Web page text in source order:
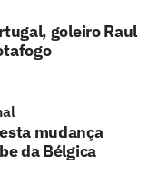
goleiro Raul
mudança
da Bélgica